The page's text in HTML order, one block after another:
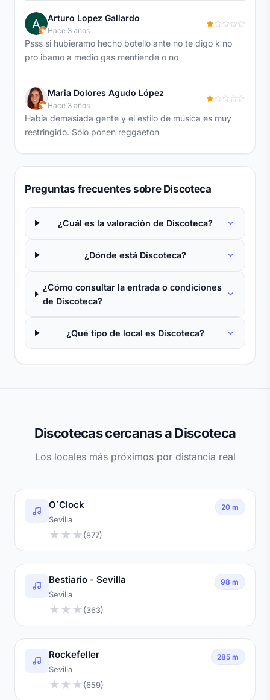
Arturo Lopez Gallardo
Hace 3 años
Psss si hubieramo hecho botello ante no te digo k no
pro ibamo a medio gas mentiende o no
Maria Dolores Agudo López
Hace 3 años
Había demasiada gente y el estilo de música es muy
restringido. Sólo ponen reggaeton
Preguntas frecuentes sobre Discoteca
¿Cuál es la valoración de Discoteca?
¿Dónde está Discoteca?
¿Cómo consultar la entrada o condiciones
de Discoteca?
¿Qué tipo de local es Discoteca?
Discotecas cercanas a Discoteca
Los locales más próximos por distancia real
O´Clock
Sevilla
★ ★ ★ (877)
20 m
Bestiario - Sevilla
Sevilla
★ ★ ★ (363)
98 m
Rockefeller
Sevilla
★ ★ ★ (659)
285 m